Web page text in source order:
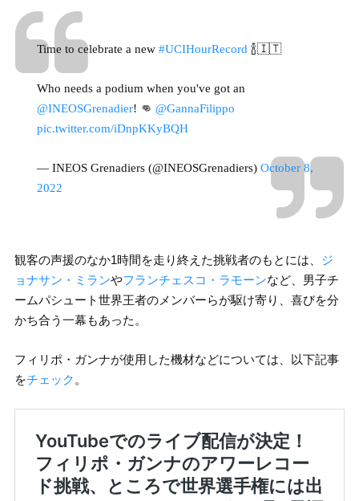
Time to celebrate a new #UCIHourRecord 🍾🇮🇹
Who needs a podium when you've got an
@INEOSGrenadier! 👊 @GannaFilippo
pic.twitter.com/iDnpKKyBQH
— INEOS Grenadiers (@INEOSGrenadiers) October 8,
2022
観客の声援のなか1時間を走り終えた挑戦者のもとには、 ジ
ョナサン・ミランやフランチェスコ・ラモーンなど、男子チ
ームパシュート世界王者のメンバーらが駆け寄り、喜びを分
かち合う一幕もあった。
フィリポ・ガンナが使用した機材などについては、以下記事
をチェック 。